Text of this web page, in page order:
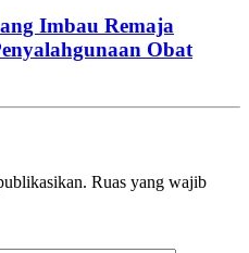
Imbau Remaja
Obat
Ruas yang wajib